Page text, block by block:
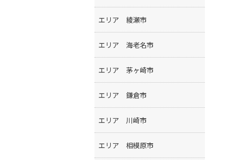
エリア 綾瀬市
エリア 海老名市
エリア 茅ヶ崎市
エリア 鎌倉市
エリア 川崎市
エリア 相模原市